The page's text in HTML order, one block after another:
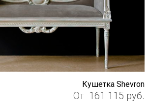
Кушетка Shevron
От 161 115 руб.